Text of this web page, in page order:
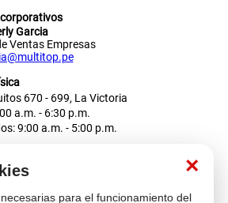
×
para el funcionamiento del
Garcia
Ventas Empresas
670 - 699, La Victoria
a.m. - 6:30 p.m.
9:00 a.m. - 5:00 p.m.